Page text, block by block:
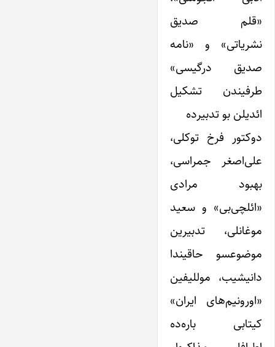
«قلم صدیق
نشریاتی» و «نامه
صدیق درگیسی»
طرفیندن تشکیل
ائدیلن بو تدبیرده
دوکتور فرخ توکلی،
علی‌اصغر جمراسی،
بهبود مرادی
«ائلچی‌بی» و سعید
موغانلی، تدبیرین
موضوعسو حاقیندا
دانیشیب، موللیفین
«اورونیم‌های ایران»
کیتابی باره‌ده